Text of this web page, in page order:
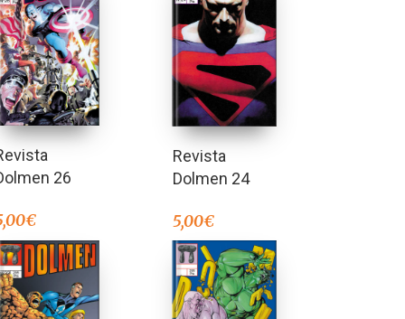
26
€
Revista
Dolmen 24
5,00€